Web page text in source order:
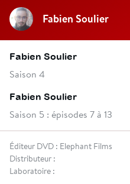
Fabien Soulier
Fabien Soulier
Saison 4
Fabien Soulier
Saison 5 : épisodes 7 à 13
Éditeur DVD : Elephant Films
Distributeur :
Laboratoire :